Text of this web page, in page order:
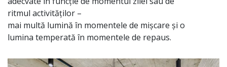
ritmul activităților –
mai multă lumină în momentele de mișcare și o
lumina temperată în momentele de repaus.